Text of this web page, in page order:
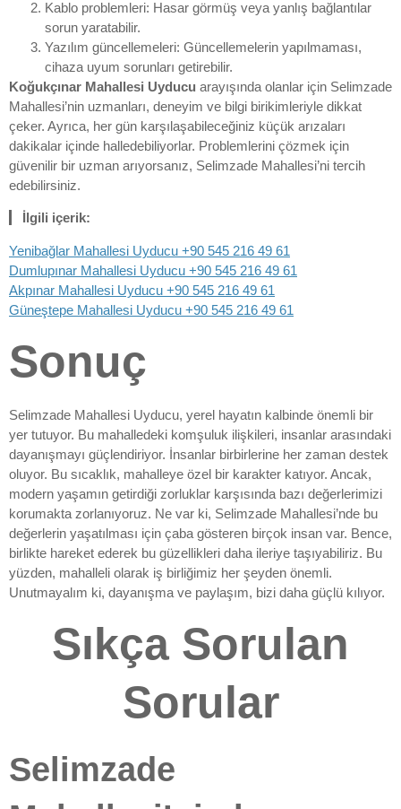
Kablo problemleri: Hasar görmüş veya yanlış bağlantılar
sorun yaratabilir.
Yazılım güncellemeleri: Güncellemelerin yapılmaması,
cihaza uyum sorunları getirebilir.
Koğukçınar Mahallesi Uyducu arayışında olanlar için Selimzade
Mahallesi’nin uzmanları, deneyim ve bilgi birikimleriyle dikkat
çeker. Ayrıca, her gün karşılaşabileceğiniz küçük arızaları
dakikalar içinde halledebiliyorlar. Problemlerini çözmek için
güvenilir bir uzman arıyorsanız, Selimzade Mahallesi’ni tercih
edebilirsiniz.
İlgili içerik:
Yenibağlar Mahallesi Uyducu +90 545 216 49 61
Dumlupınar Mahallesi Uyducu +90 545 216 49 61
Akpınar Mahallesi Uyducu +90 545 216 49 61
Güneştepe Mahallesi Uyducu +90 545 216 49 61
Sonuç
Selimzade Mahallesi Uyducu, yerel hayatın kalbinde önemli bir
yer tutuyor. Bu mahalledeki komşuluk ilişkileri, insanlar arasındaki
dayanışmayı güçlendiriyor. İnsanlar birbirlerine her zaman destek
oluyor. Bu sıcaklık, mahalleye özel bir karakter katıyor. Ancak,
modern yaşamın getirdiği zorluklar karşısında bazı değerlerimizi
korumakta zorlanıyoruz. Ne var ki, Selimzade Mahallesi’nde bu
değerlerin yaşatılması için çaba gösteren birçok insan var. Bence,
birlikte hareket ederek bu güzellikleri daha ileriye taşıyabiliriz. Bu
yüzden, mahalleli olarak iş birliğimiz her şeyden önemli.
Unutmayalım ki, dayanışma ve paylaşım, bizi daha güçlü kılıyor.
Sıkça Sorulan
Sorular
Selimzade